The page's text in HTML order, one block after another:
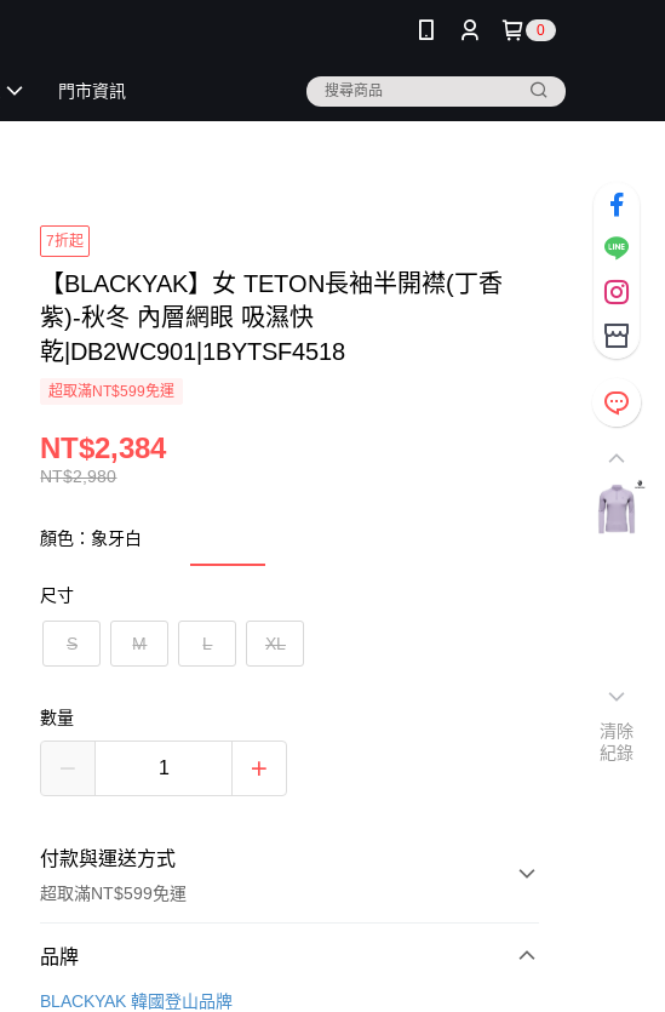
0
門市資訊
7折起
【BLACKYAK】女 TETON長袖半開襟(丁香
紫)-秋冬 內層網眼 吸濕快
乾|DB2WC901|1BYTSF4518
超取滿NT$599免運
NT$2,980
NT$2,384
顏色：象牙白
尺寸
S M L XL
數量
付款與運送方式
超取滿NT$599免運
付款方式
信用卡一次付款
品牌
BLACKYAK 韓國登山品牌
清除
紀錄